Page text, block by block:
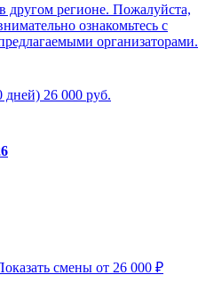
другом регионе. Пожалуйста,
ознакомьтесь с
организаторами.
дней) 26 000 руб.
смены от 26 000 ₽